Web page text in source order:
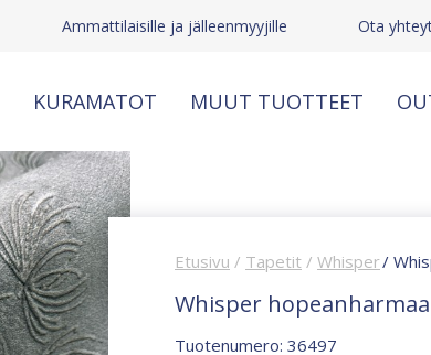
Ammattilaisille ja jälleenmyyjille Ota
KURAMATOT MUUT TUOTTEET
Etusivu / Tapetit / Whisper/
Whisper
Tuotenumero: 36497